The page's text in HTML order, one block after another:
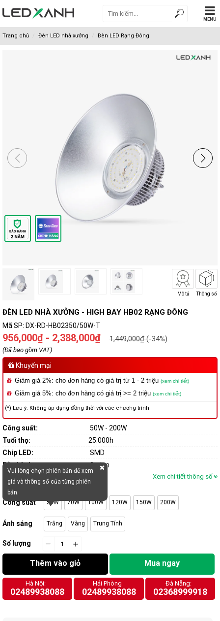
MENU
Trang chủ Đèn LED nhà xưởng Đèn LED Rạng Đông
Mô tả Thông số
ĐÈN LED NHÀ XƯỞNG - HIGH BAY HB02 RẠNG ĐÔNG
Mã SP: DX-RD-HB02350/50W-T
956,000₫ - 2,388,000₫ 1,449,000₫(-34%)
(Đã bao gồm VAT)
Khuyến mại
Giảm giá 2%: cho đơn hàng có giá trị từ 1 - 2 triệu (xem chi tiết)
Giảm giá 5%: cho đơn hàng có giá trị >= 2 triệu (xem chi tiết)
(*) Lưu ý: Không áp dụng đồng thời với các chương trình
Công suất:
50W - 200W
Tuổi thọ:
25.000h
Chip LED:
SMD
Bảo hành:
2 năm
Xem chi tiết thông số
Vui lòng chọn phiên bản để xem
giá và thông số của từng phiên
bản.
Công suất 50W 70W 100W 120W 150W 200W
Ánh sáng Trắng Vàng Trung Tính
Số lượng
Thêm vào giỏ Mua ngay
Hà Nội:
02489938088
Hải Phòng
02489938088
Đà Nẵng:
02368999918